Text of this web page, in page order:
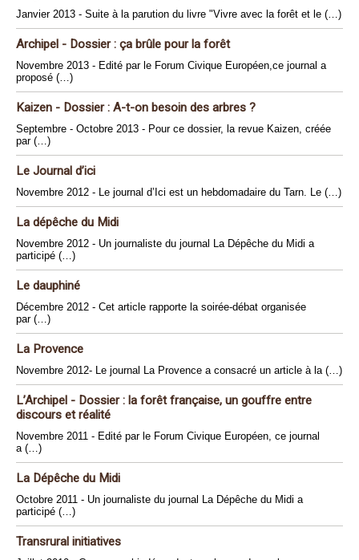
Janvier 2013 - Suite à la parution du livre "Vivre avec la forêt et le (…)
Archipel - Dossier : ça brûle pour la forêt
Novembre 2013 - Edité par le Forum Civique Européen,ce journal a
proposé (…)
Kaizen - Dossier : A-t-on besoin des arbres ?
Septembre - Octobre 2013 - Pour ce dossier, la revue Kaizen, créée
par (…)
Le Journal d’ici
Novembre 2012 - Le journal d’Ici est un hebdomadaire du Tarn. Le (…)
La dépêche du Midi
Novembre 2012 - Un journaliste du journal La Dépêche du Midi a
participé (…)
Le dauphiné
Décembre 2012 - Cet article rapporte la soirée-débat organisée
par (…)
La Provence
Novembre 2012- Le journal La Provence a consacré un article à la (…)
L’Archipel - Dossier : la forêt française, un gouffre entre
discours et réalité
Novembre 2011 - Edité par le Forum Civique Européen, ce journal
a (…)
La Dépêche du Midi
Octobre 2011 - Un journaliste du journal La Dépêche du Midi a
participé (…)
Transrural initiatives